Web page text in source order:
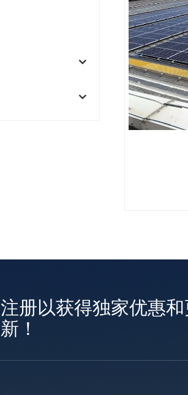
注册以获得独家优惠和
新！